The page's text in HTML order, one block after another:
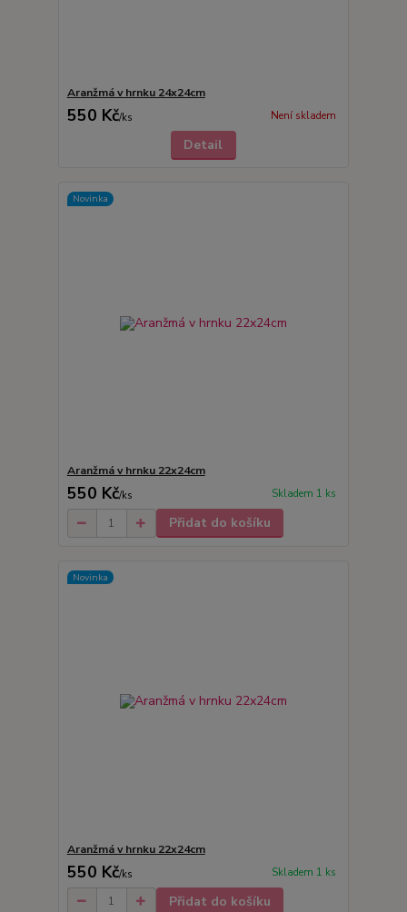
Aranžmá v hrnku 24x24cm
550 Kč/ks Není skladem
Detail
Novinka
Aranžmá v hrnku 22x24cm
550 Kč/ks Skladem 1 ks
Přidat do košíku
Novinka
Aranžmá v hrnku 22x24cm
550 Kč/ks Skladem 1 ks
Přidat do košíku